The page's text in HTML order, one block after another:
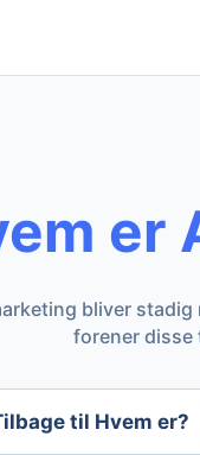
er
bliver
forener disse
til Hvem er?